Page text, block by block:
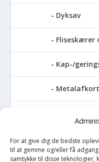
For at give dig de bedste
til at gemme og/eller få
samtykke til disse teknologier,
Dyksav
Fliseskærer
Kap-/
Stationære